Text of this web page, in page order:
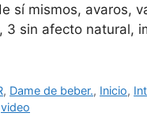
sí mismos, avaros,
3 sin afecto natural,
, Dame de beber., Inicio,
video